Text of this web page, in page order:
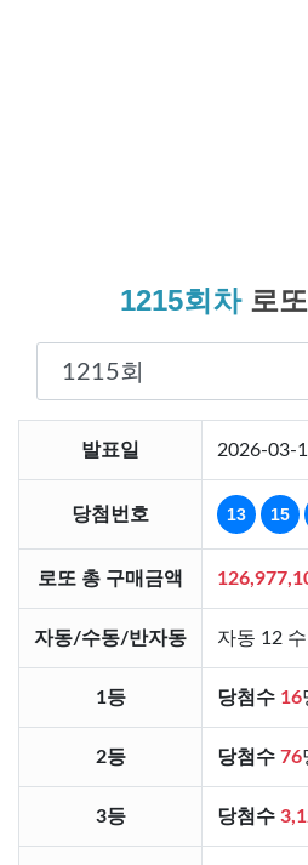
1215회차로
발표일 2026-03-
당첨번호 13 15
로또 총 구매금액
자동/수동/반자동 자동 12
1등 당첨수 16
2등 당첨수 76
3등 당첨수